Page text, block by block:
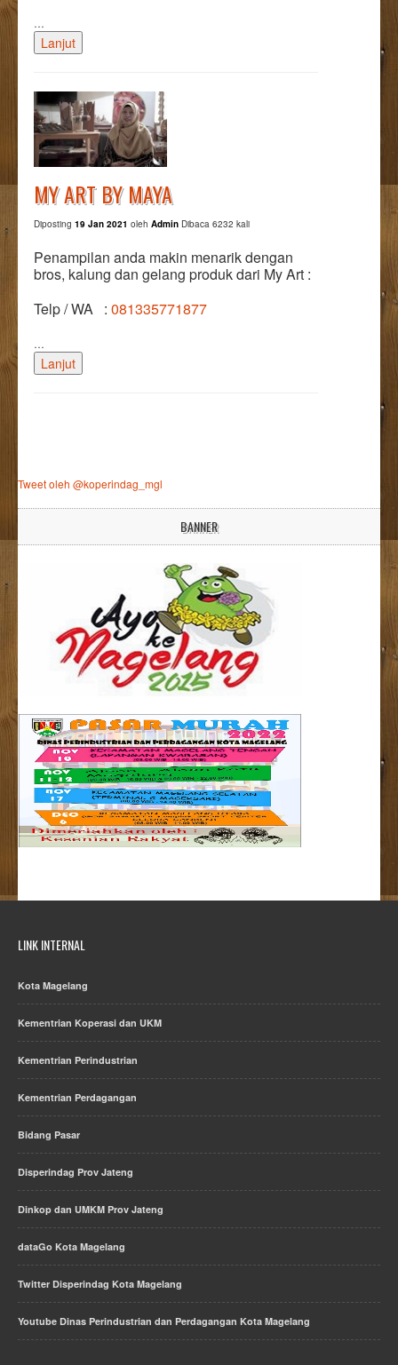
…
Lanjut
MY ART BY MAYA
Diposting 19 Jan 2021 oleh Admin Dibaca 6232 kali
Penampilan anda makin menarik dengan
bros, kalung dan gelang produk dari My Art :
Telp / WA : 081335771877
…
Lanjut
Tweet oleh @koperindag_mgl
BANNER
LINK INTERNAL
Kota Magelang
Kementrian Koperasi dan UKM
Kementrian Perindustrian
Kementrian Perdagangan
Bidang Pasar
Disperindag Prov Jateng
Dinkop dan UMKM Prov Jateng
dataGo Kota Magelang
Twitter Disperindag Kota Magelang
Youtube Dinas Perindustrian dan Perdagangan Kota Magelang